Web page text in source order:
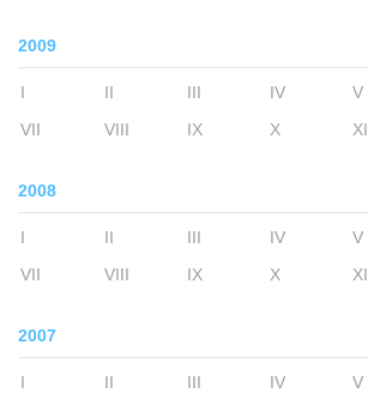
2009
I II III IV V
VII
VIII IX X XI
2008
I II III IV V
VII
VIII IX X XI
2007
I II III IV V